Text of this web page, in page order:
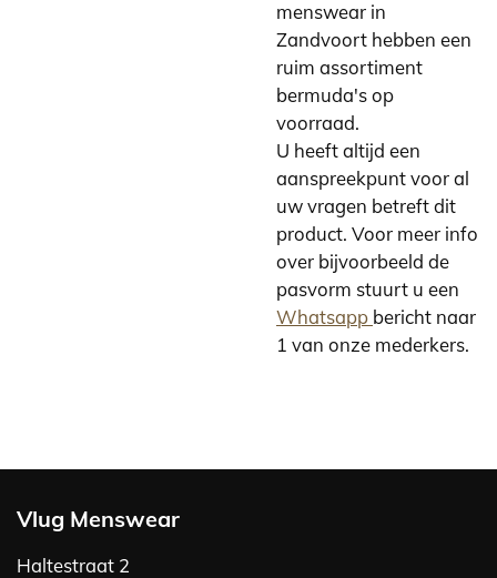
menswear in
Zandvoort hebben een
ruim assortiment
bermuda's op
voorraad.
U heeft altijd een
aanspreekpunt voor al
uw vragen betreft dit
product. Voor meer info
over bijvoorbeeld de
pasvorm stuurt u een
Whatsapp bericht naar
1 van onze mederkers.
Vlug Menswear
Haltestraat 2